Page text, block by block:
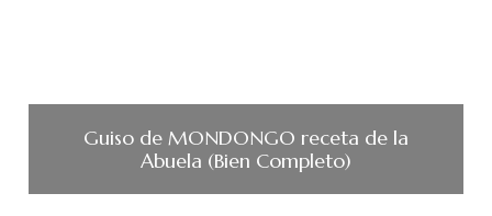
Guiso de MONDONGO receta de la
Abuela (Bien Completo)